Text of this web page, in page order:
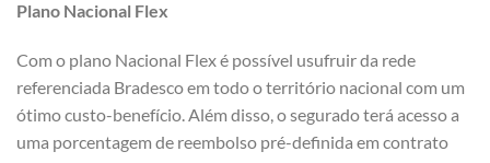
Plano Nacional Flex
Com o plano Nacional Flex é possível usufruir da rede
referenciada Bradesco em todo o território nacional com um
ótimo custo-benefício. Além disso, o segurado terá acesso a
uma porcentagem de reembolso pré-definida em contrato